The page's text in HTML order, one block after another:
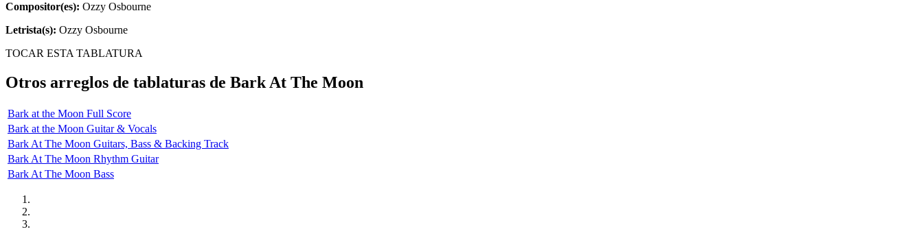
Compositor(es): Ozzy Osbourne
Letrista(s): Ozzy Osbourne
TOCAR ESTA TABLATURA
Otros arreglos de tablaturas de Bark At The Moon
Bark at the Moon Full Score
Bark at the Moon Guitar & Vocals
Bark At The Moon Guitars, Bass & Backing Track
Bark At The Moon Rhythm Guitar
Bark At The Moon Bass